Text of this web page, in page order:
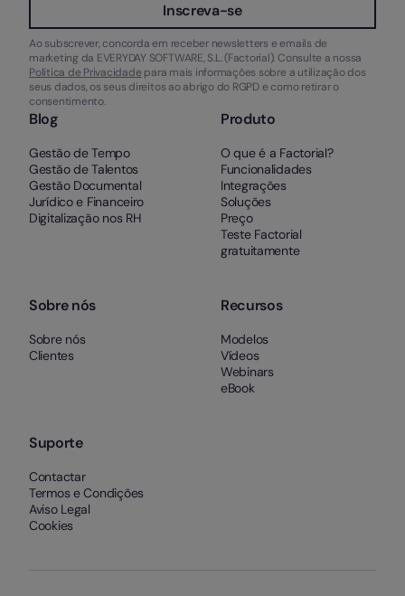
Inscreva-se
Ao subscrever, concorda em receber newsletters e emails de
marketing da EVERYDAY SOFTWARE, S.L. (Factorial). Consulte a nossa
Política de Privacidade para mais informações sobre a utilização dos
seus dados, os seus direitos ao abrigo do RGPD e como retirar o
consentimento.
Blog
Gestão de Tempo
Gestão de Talentos
Gestão Documental
Jurídico e Financeiro
Digitalização nos RH
Produto
O que é a Factorial?
Funcionalidades
Integrações
Soluções
Preço
Teste Factorial
gratuitamente
Sobre nós
Sobre nós
Clientes
Recursos
Modelos
Vídeos
Webinars
eBook
Suporte
Contactar
Termos e Condições
Aviso Legal
Cookies